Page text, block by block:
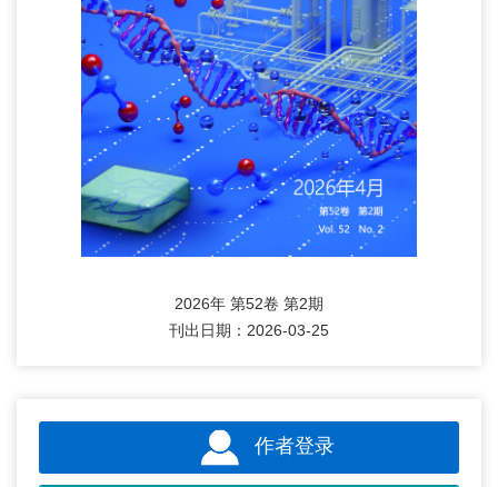
2026年 第52卷 第2期
刊出日期：2026-03-25
作者登录